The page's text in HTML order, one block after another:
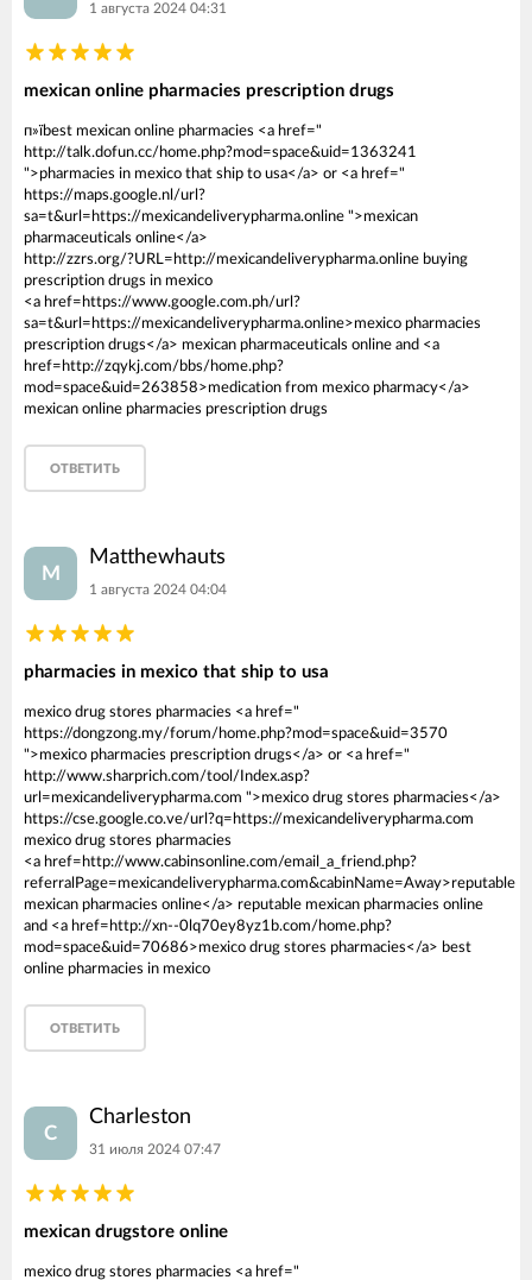
1 августа 2024 04:31
mexican online pharmacies prescription drugs
п»їbest mexican online pharmacies <a href="
http://talk.dofun.cc/home.php?mod=space&uid=1363241
">pharmacies in mexico that ship to usa</a> or <a href="
https://maps.google.nl/url?
sa=t&url=https://mexicandeliverypharma.online ">mexican
pharmaceuticals online</a>
http://zzrs.org/?URL=http://mexicandeliverypharma.online buying
prescription drugs in mexico
<a href=https://www.google.com.ph/url?
sa=t&url=https://mexicandeliverypharma.online>mexico pharmacies
prescription drugs</a> mexican pharmaceuticals online and <a
href=http://zqykj.com/bbs/home.php?
mod=space&uid=263858>medication from mexico pharmacy</a>
mexican online pharmacies prescription drugs
ОТВЕТИТЬ
M
Matthewhauts
1 августа 2024 04:04
pharmacies in mexico that ship to usa
mexico drug stores pharmacies <a href="
https://dongzong.my/forum/home.php?mod=space&uid=3570
">mexico pharmacies prescription drugs</a> or <a href="
http://www.sharprich.com/tool/Index.asp?
url=mexicandeliverypharma.com ">mexico drug stores pharmacies</a>
https://cse.google.co.ve/url?q=https://mexicandeliverypharma.com
mexico drug stores pharmacies
<a href=http://www.cabinsonline.com/email_a_friend.php?
referralPage=mexicandeliverypharma.com&cabinName=Away>reputable
mexican pharmacies online</a> reputable mexican pharmacies online
and <a href=http://xn--0lq70ey8yz1b.com/home.php?
mod=space&uid=70686>mexico drug stores pharmacies</a> best
online pharmacies in mexico
ОТВЕТИТЬ
C
Charleston
31 июля 2024 07:47
mexican drugstore online
mexico drug stores pharmacies <a href="